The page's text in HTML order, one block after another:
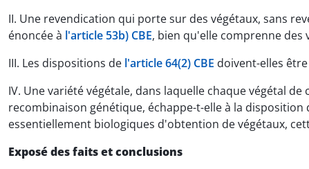
II. Une revendication qui porte sur des végétaux, sans
énoncée à l'article 53b) CBE, bien qu'elle comprenne des
III. Les dispositions de l'article 64(2) CBE doivent-elles
IV. Une variété végétale, dans laquelle chaque végétal
recombinaison génétique, échappe-t-elle à la disposition
essentiellement biologiques d'obtention de végétaux,
Exposé des faits et conclusions